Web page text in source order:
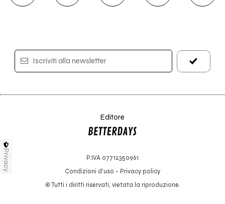
Iscriviti alla newsletter
Editore
P.IVA 07712350961
Condizioni d'uso - Privacy policy
© Tutti i diritti riservati, vietata la riproduzione.
Privacy